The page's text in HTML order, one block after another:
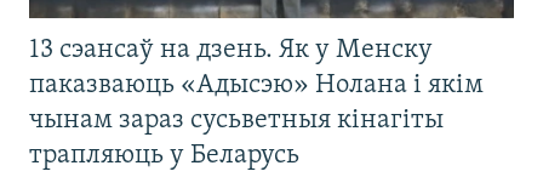
13 сэансаў на дзень. Як у Менску
паказваюць «Адысэю» Нолана і якім
чынам зараз сусьветныя кінагіты
трапляюць у Беларусь